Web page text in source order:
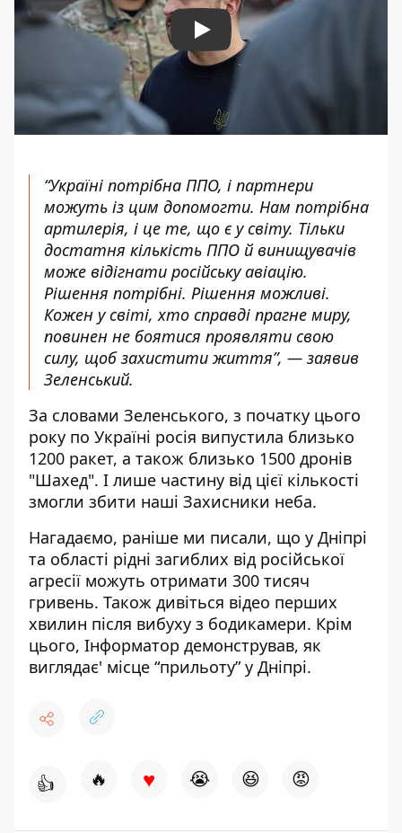
Play
“Україні потрібна ППО, і партнери
можуть із цим допомогти. Нам потрібна
артилерія, і це те, що є у світу. Тільки
достатня кількість ППО й винищувачів
може відігнати російську авіацію.
Рішення потрібні. Рішення можливі.
Кожен у світі, хто справді прагне миру,
повинен не боятися проявляти свою
силу, щоб захистити життя”, — заявив
Зеленський.
За словами Зеленського, з початку цього
року по Україні росія випустила близько
1200 ракет, а також близько 1500 дронів
"Шахед". І лише частину від цієї кількості
змогли збити наші Захисники неба.
Нагадаємо, раніше ми писали, що у Дніпрі
та області рідні загиблих від російської
агресії можуть отримати 300 тисяч
гривень. Також дивіться відео перших
хвилин після вибуху з бодикамери. Крім
цього, Інформатор демонстрував, як
виглядає' місце “прильоту” у Дніпрі.
👍 🔥 ♥ 😭 😆 😡